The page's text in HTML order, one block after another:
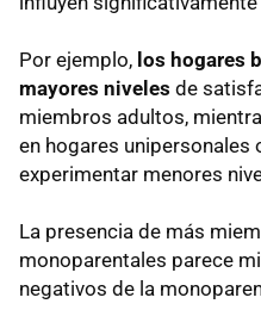
Por ejemplo, los hogares
mayores niveles de
miembros adultos,
en hogares unipersonales
experimentar menores
La presencia de más
monoparentales parece
negativos de la